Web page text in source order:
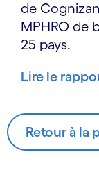
de
MPHRO de
25 pays.
Lire le
Retour à la